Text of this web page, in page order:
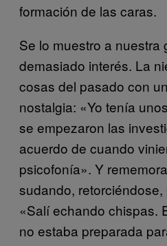
formación de las caras.
Se lo muestro a nuestra
demasiado interés. La
cosas del pasado con
nostalgia: «Yo tenía
se empezaron las
acuerdo de cuando
psicofonía». Y
sudando,
«Salí echando chispas.
no estaba preparada